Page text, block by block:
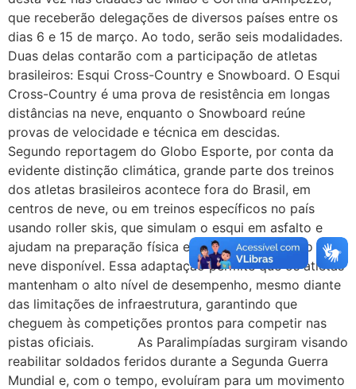
que receberão delegações de diversos países entre os
dias 6 e 15 de março. Ao todo, serão seis modalidades.
Duas delas contarão com a participação de atletas
brasileiros: Esqui Cross-Country e Snowboard. O Esqui
Cross-Country é uma prova de resistência em longas
distâncias na neve, enquanto o Snowboard reúne
provas de velocidade e técnica em descidas.
Segundo reportagem do Globo Esporte, por conta da
evidente distinção climática, grande parte dos treinos
dos atletas brasileiros acontece fora do Brasil, em
centros de neve, ou em treinos específicos no país
usando roller skis, que simulam o esqui em asfalto e
ajudam na preparação física e técnica quando não há
neve disponível. Essa adaptação permite que os atletas
mantenham o alto nível de desempenho, mesmo diante
das limitações de infraestrutura, garantindo que
cheguem às competições prontos para competir nas
pistas oficiais. As Paralimpíadas surgiram visando
reabilitar soldados feridos durante a Segunda Guerra
Mundial e, com o tempo, evoluíram para um movimento